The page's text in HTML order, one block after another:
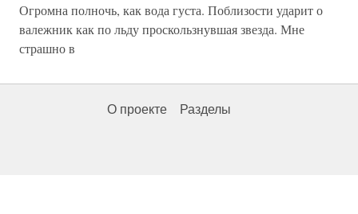
Огромна полночь, как вода густа. Поблизости ударит о
валежник как по льду проскользнувшая звезда. Мне
страшно в
О проекте Разделы